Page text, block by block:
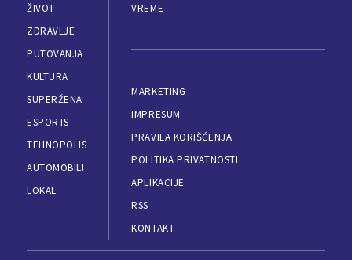
ŽIVOT
ZDRAVLJE
PUTOVANJA
KULTURA
SUPERŽENA
ESPORTS
TEHNOPOLIS
AUTOMOBILI
LOKAL
VREME
MARKETING
IMPRESUM
PRAVILA KORIŠĆENJA
POLITIKA PRIVATNOSTI
APLIKACIJE
RSS
KONTAKT